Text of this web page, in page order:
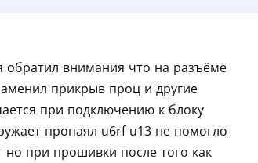
внимания что на разъёме
прикрыв проц и другие
при подключению к блоку
пропаял u6rf u13 не помогло
при прошивки после того как